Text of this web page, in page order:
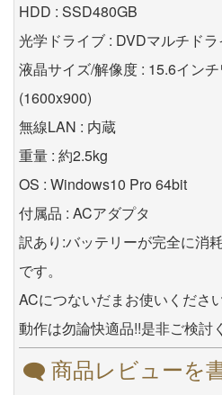
HDD : SSD480GB
光学ドライブ : DVDマルチド
液晶サイズ/解像度 : 15.6イン
(1600x900)
無線LAN : 内蔵
重量 : 約2.5kg
OS : Windows10 Pro 64bit
付属品 : ACアダプタ
訳あり:バッテリーが完全に消
です。
ACにつないだまお使いください
動作は勿論快適品!!是非ご検討
商品レビューを